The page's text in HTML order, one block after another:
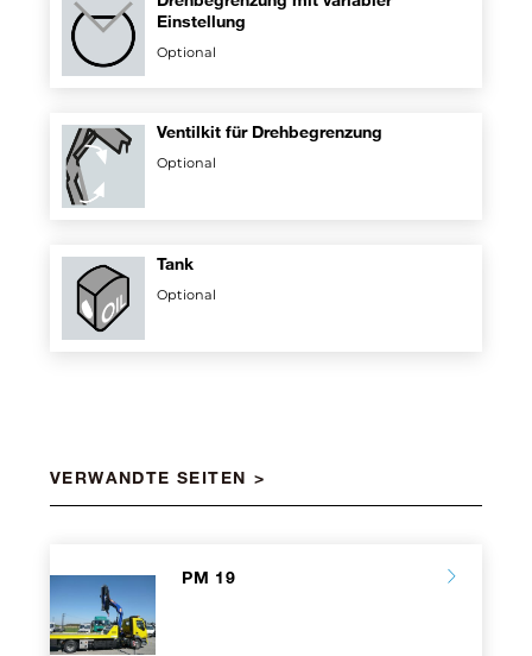
Einstellung
Optional
Ventilkit für Drehbegrenzung
Optional
Tank
Optional
VERWANDTE SEITEN
PM 19